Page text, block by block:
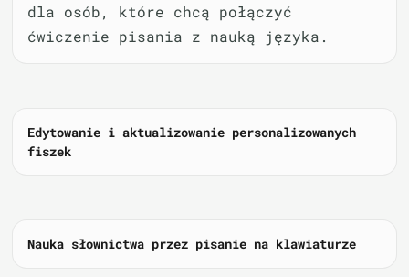
dla osób, które chcą połączyć
ćwiczenie pisania z nauką języka.
Edytowanie i aktualizowanie personalizowanych
fiszek
Nauka słownictwa przez pisanie na klawiaturze